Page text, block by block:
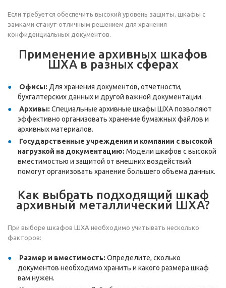
Если требуется обеспечить высокий уровень защиты, шкафы с
замками станут отличным решением для хранения
конфиденциальных документов.
Применение архивных шкафов
ШХА в разных сферах
Офисы: Для хранения документов, отчетности,
бухгалтерских данных и другой важной документации.
Архивы: Специальные архивные шкафы ШХА позволяют
эффективно организовать хранение бумажных файлов и
архивных материалов.
Государственные учреждения и компании с высокой
нагрузкой на документацию: Модели шкафов с высокой
вместимостью и защитой от внешних воздействий
помогут организовать хранение большего объема данных.
Как выбрать подходящий шкаф
архивный металлический ШХА?
При выборе шкафов ШХА необходимо учитывать несколько
факторов:
Размер и вместимость: Определите, сколько
документов необходимо хранить и какого размера шкаф
вам нужен.